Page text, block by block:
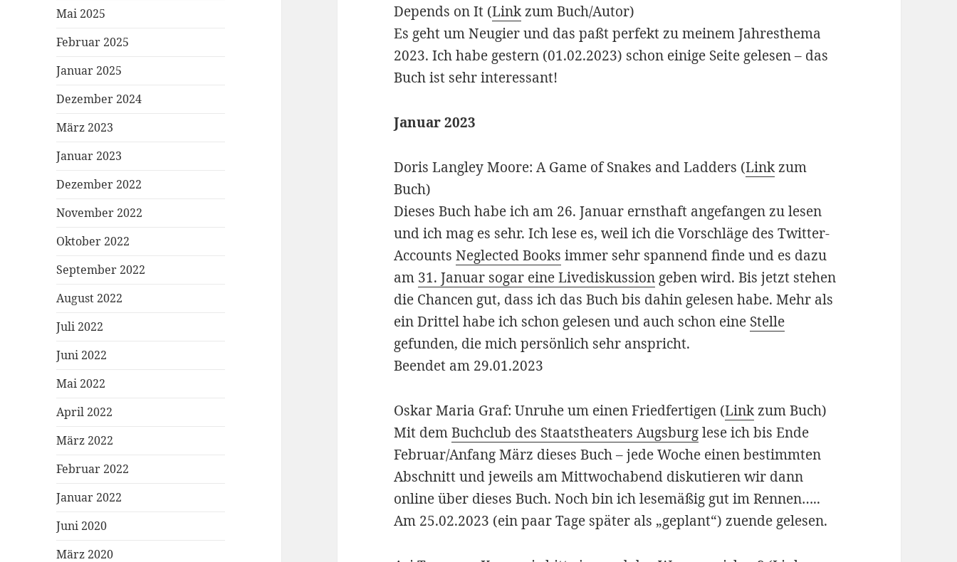
Mai 2025
Februar 2025
Januar 2025
Dezember 2024
März 2023
Januar 2023
Dezember 2022
November 2022
Oktober 2022
September 2022
August 2022
Juli 2022
Juni 2022
Mai 2022
April 2022
März 2022
Februar 2022
Januar 2022
Juni 2020
März 2020
Depends on It (Linkzum Buch/Autor)
Es geht um Neugier und das paßt perfekt zu meinem Jahresthema
2023. Ich habe gestern (01.02.2023) schon einige Seite gelesen – das
Buch ist sehr interessant!
Januar 2023
Doris Langley Moore: A Game of Snakes and Ladders (Linkzum
Buch)
Dieses Buch habe ich am 26. Januar ernsthaft angefangen zu lesen
und ich mag es sehr. Ich lese es, weil ich die Vorschläge des Twitter-
AccountsNeglected Books immer sehr spannend finde und es dazu
am 31. Januar sogar eine Livediskussion geben wird. Bis jetzt stehen
die Chancen gut, dass ich das Buch bis dahin gelesen habe. Mehr als
ein Drittel habe ich schon gelesen und auch schon eine Stelle
gefunden, die mich persönlich sehr anspricht.
Beendet am 29.01.2023
Oskar Maria Graf: Unruhe um einen Friedfertigen (Linkzum Buch)
Mit demBuchclub des Staatstheaters Augsburglese ich bis Ende
Februar/Anfang März dieses Buch – jede Woche einen bestimmten
Abschnitt und jeweils am Mittwochabend diskutieren wir dann
online über dieses Buch. Noch bin ich lesemäßig gut im Rennen…..
Am 25.02.2023 (ein paar Tage später als „geplant“) zuende gelesen.